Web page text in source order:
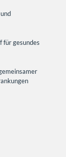
für gesundes